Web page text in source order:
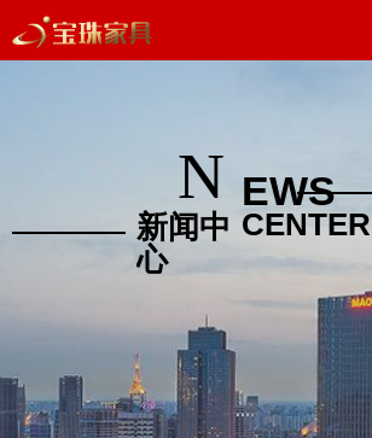
N EWS
新闻中
心
CENTER